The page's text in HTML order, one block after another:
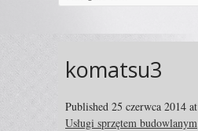
komatsu3
Published 25 czerwca 2014 at
Usługi sprzętem budowlanym